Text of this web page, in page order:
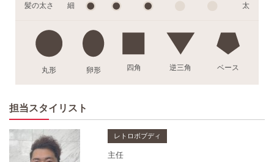
髪の太さ
細 太
丸形 卵形 四角 逆三角 ベース
担当スタイリスト
レトロボブディ
主任